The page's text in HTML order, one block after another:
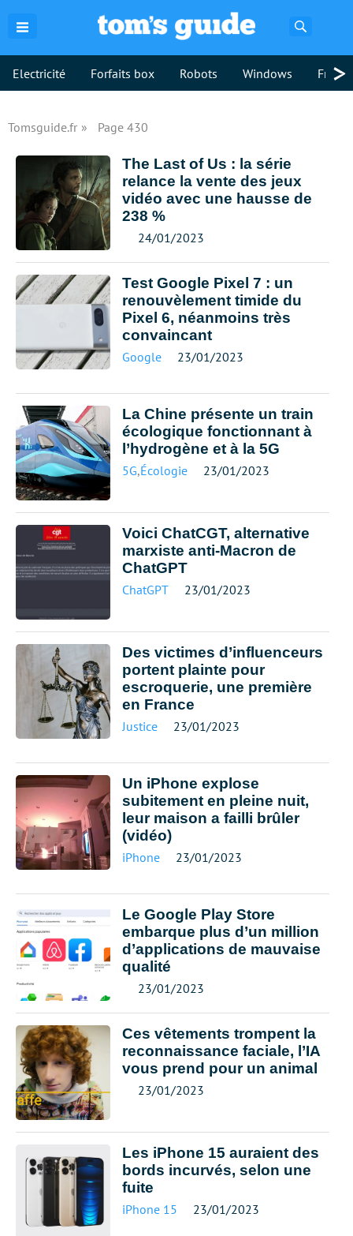
Electricité Forfaits box Robots Windows >
Tomsguide.fr Page 430
The Last of Us : la série
relance la vente des jeux
vidéo avec une hausse de
238 %
24/01/2023
Test Google Pixel 7 : un
renouvèlement timide du
Pixel 6, néanmoins très
convaincant
Google 23/01/2023
La Chine présente un train
écologique fonctionnant à
l’hydrogène et à la 5G
5G,Écologie 23/01/2023
Voici ChatCGT, alternative
marxiste anti-Macron de
ChatGPT
ChatGPT 23/01/2023
Des victimes d’influenceurs
portent plainte pour
escroquerie, une première
en France
Justice 23/01/2023
Un iPhone explose
subitement en pleine nuit,
leur maison a failli brûler
(vidéo)
iPhone 23/01/2023
Le Google Play Store
embarque plus d’un million
d’applications de mauvaise
qualité
23/01/2023
Ces vêtements trompent la
reconnaissance faciale, l’IA
vous prend pour un animal
23/01/2023
Les iPhone 15 auraient des
bords incurvés, selon une
fuite
iPhone 15 23/01/2023